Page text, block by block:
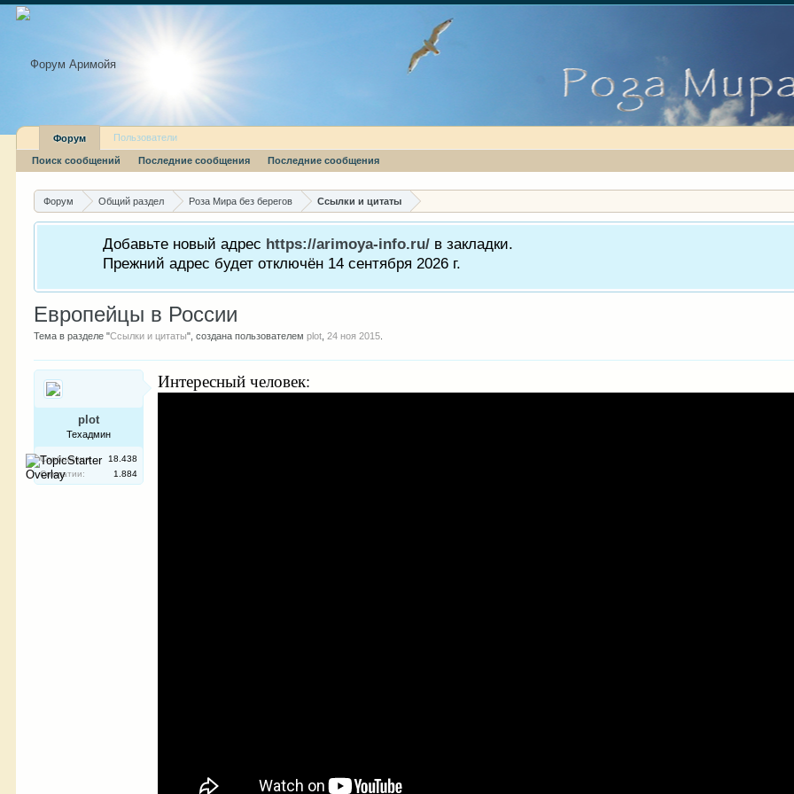
Форум Общий раздел Роза Мира без берегов Ссылки и цитаты
Добавьте новый адрес https://arimoya-info.ru/ в закладки.
Прежний адрес будет отключён 14 сентября 2026 г.
Европейцы в России
Тема в разделе "Ссылки и цитаты", создана пользователемplot ,24 ноя 2015
plot
Техадмин
Сообщения:
18.438
Симпатии:
1.884
Интересный человек:
Форум
Поиск сообщений Последние сообщения Последние сообщения
Пользователи